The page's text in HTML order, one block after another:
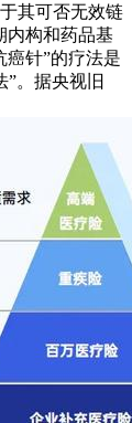
其可否无效链
内构和药品基
癌针”的疗法是
”。据央视旧